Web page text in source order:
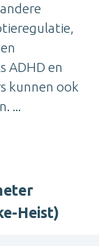
ADHD en
kunnen ook
...
Heist)